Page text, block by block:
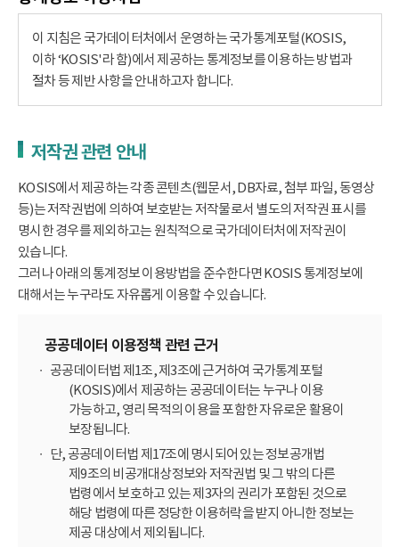
이 지침은 국가데이터처에서 운영하는 국가통계포털(KOSIS,
이하 ‘KOSIS'라 함)에서 제공하는 통계정보를 이용하는 방법과
절차 등 제반 사항을 안내하고자 합니다.
저작권 관련 안내
KOSIS에서 제공하는 각종 콘텐츠(웹문서, DB자료, 첨부 파일, 동영상
등)는 저작권법에 의하여 보호받는 저작물로서 별도의 저작권 표시를
명시한 경우를 제외하고는 원칙적으로 국가데이터처에 저작권이
있습니다.
그러나 아래의 통계정보 이용방법을 준수한다면 KOSIS 통계정보에
대해서는 누구라도 자유롭게 이용할 수 있습니다.
공공데이터 이용정책 관련 근거
공공데이터법 제1조, 제3조에 근거하여 국가통계포털
(KOSIS)에서 제공하는 공공데이터는 누구나 이용
가능하고, 영리 목적의 이용을 포함한 자유로운 활용이
보장됩니다.
단, 공공데이터법 제17조에 명시되어 있는 정보공개법
제9조의 비공개대상정보와 저작권법 및 그 밖의 다른
법령에서 보호하고 있는 제3자의 권리가 포함된 것으로
해당 법령에 따른 정당한 이용허락을 받지 아니한 정보는
제공 대상에서 제외됩니다.